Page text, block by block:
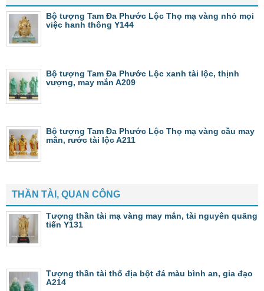
Bộ tượng Tam Đa Phước Lộc Thọ mạ vàng nhỏ mọi
việc hanh thông Y144
Bộ tượng Tam Đa Phước Lộc xanh tài lộc, thịnh
vượng, may mắn A209
Bộ tượng Tam Đa Phước Lộc Thọ mạ vàng cầu may
mắn, rước tài lộc A211
THẦN TÀI, QUAN CÔNG
Tượng thần tài mạ vàng may mắn, tài nguyên quãng
tiến Y131
Tượng thần tài thổ địa bột đá màu bình an, gia đạo
A214